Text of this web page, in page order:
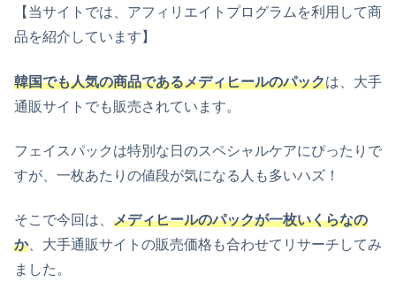
【当サイトでは、アフィリエイトプログラムを利用して商
品を紹介しています】
韓国でも人気の商品であるメディヒールのパックは、大手
通販サイトでも販売されています。
フェイスパックは特別な日のスペシャルケアにぴったりで
すが、一枚あたりの値段が気になる人も多いハズ！
そこで今回は、 メディヒールのパックが一枚いくらなの
か、大手通販サイトの販売価格も合わせてリサーチしてみ
ました。